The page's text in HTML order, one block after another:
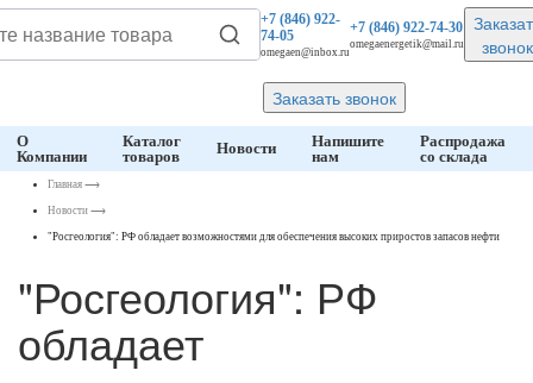
+7 (846)922-
74-05
omegaen@inbox.ru
+7 (846)922-74-30
omegaenergetik@mail.ru
звонок
Заказать звонок
О
Компании
Каталог
товаров
Новости
Напишите
нам
Распродажа
со склада
Главная ⟶
Новости ⟶
"Росгеология": РФ обладает возможностями для обеспечения высоких приростов запасов нефти
"Росгеология": РФ
обладает